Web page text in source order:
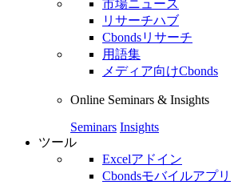
市場ニュース
リサーチハブ
Cbondsリサーチ
用語集
メディア向けCbonds
Online Seminars & Insights
Seminars Insights
ツール
Excelアドイン
Cbondsモバイルアプリ